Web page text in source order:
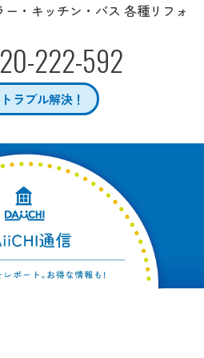
ー・キッチン・バス 各種リフォ
222-592
ラブル解決！